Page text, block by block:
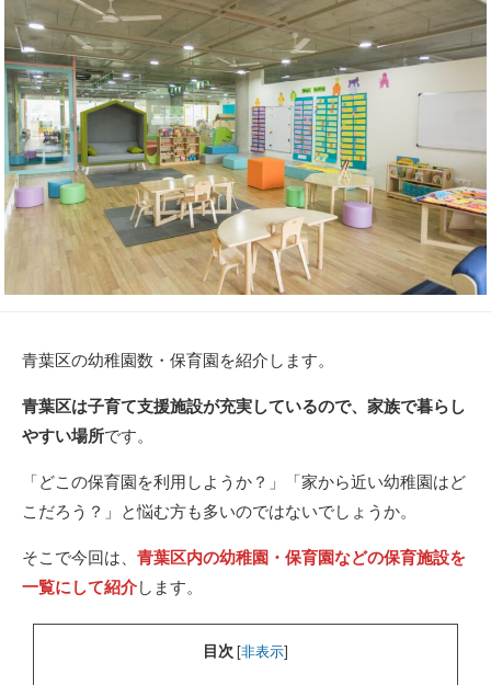
日
青葉区の幼稚園数・保育園を紹介します。
青葉区は子育て支援施設が充実しているので、家族で暮らし
やすい場所です。
「どこの保育園を利用しようか？」「家から近い幼稚園はど
こだろう？」と悩む方も多いのではないでしょうか。
そこで今回は、 青葉区内の幼稚園・保育園などの保育施設を
一覧にして紹介します。
目次 [非表示]